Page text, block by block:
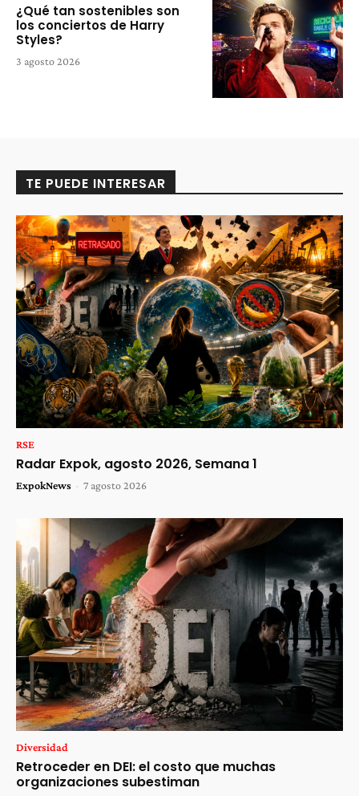
¿Qué tan sostenibles son
los conciertos de Harry
Styles?
3 agosto 2026
TE PUEDE INTERESAR
RSE
Radar Expok, agosto 2026, Semana 1
ExpokNews - 7 agosto 2026
Diversidad
Retroceder en DEI: el costo que muchas
organizaciones subestiman